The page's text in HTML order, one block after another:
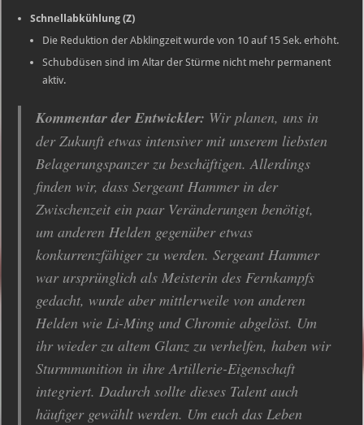
Schnellabkühlung (Z)
Die Reduktion der Abklingzeit wurde von 10 auf 15 Sek. erhöht.
Schubdüsen sind im Altar der Stürme nicht mehr permanent
aktiv.
Kommentar der Entwickler: Wir planen, uns in
der Zukunft etwas intensiver mit unserem liebsten
Belagerungspanzer zu beschäftigen. Allerdings
finden wir, dass Sergeant Hammer in der
Zwischenzeit ein paar Veränderungen benötigt,
um anderen Helden gegenüber etwas
konkurrenzfähiger zu werden. Sergeant Hammer
war ursprünglich als Meisterin des Fernkampfs
gedacht, wurde aber mittlerweile von anderen
Helden wie Li-Ming und Chromie abgelöst. Um
ihr wieder zu altem Glanz zu verhelfen, haben wir
Sturmmunition in ihre Artillerie-Eigenschaft
integriert. Dadurch sollte dieses Talent auch
häufiger gewählt werden. Um euch das Leben